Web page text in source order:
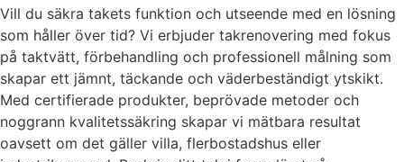
Vill du säkra takets funktion och utseende med en lösning
som håller över tid? Vi erbjuder takrenovering med fokus
på taktvätt, förbehandling och professionell målning som
skapar ett jämnt, täckande och väderbeständigt ytskikt.
Med certifierade produkter, beprövade metoder och
noggrann kvalitetssäkring skapar vi mätbara resultat
oavsett om det gäller villa, flerbostadshus eller